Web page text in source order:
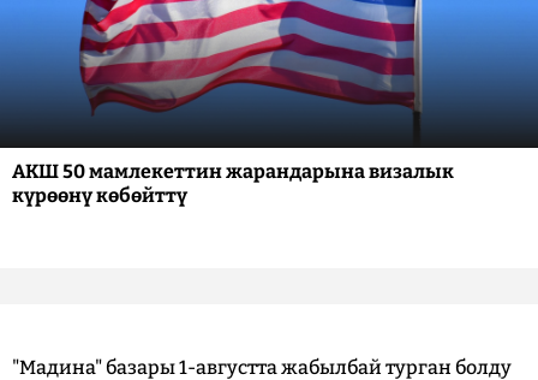
АКШ 50 мамлекеттин жарандарына визалык
күрөөнү көбөйттү
"Мадина" базары 1-августта жабылбай турган болду